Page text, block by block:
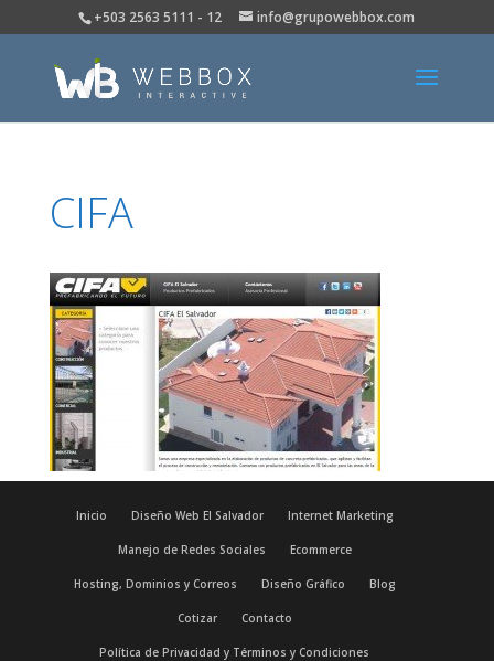
+503 2563 5111 - 12 info@grupowebbox.com
CIFA
Inicio Diseño Web El Salvador Internet Marketing
Manejo de Redes Sociales Ecommerce
Hosting, Dominios y Correos Diseño Gráfico Blog
Cotizar Contacto
Política de Privacidad y Términos y Condiciones